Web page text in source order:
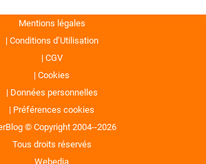
Mentions légales
Conditions d’Utilisation
CGV
Cookies
Données personnelles
Préférences cookies
© Copyright 2004--2026
Tous droits réservés
Webedia